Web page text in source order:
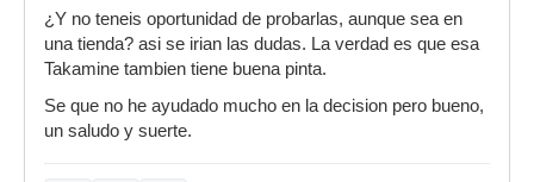
¿Y no teneis oportunidad de probarlas, aunque sea en
una tienda? asi se irian las dudas. La verdad es que esa
Takamine tambien tiene buena pinta.
Se que no he ayudado mucho en la decision pero bueno,
un saludo y suerte.